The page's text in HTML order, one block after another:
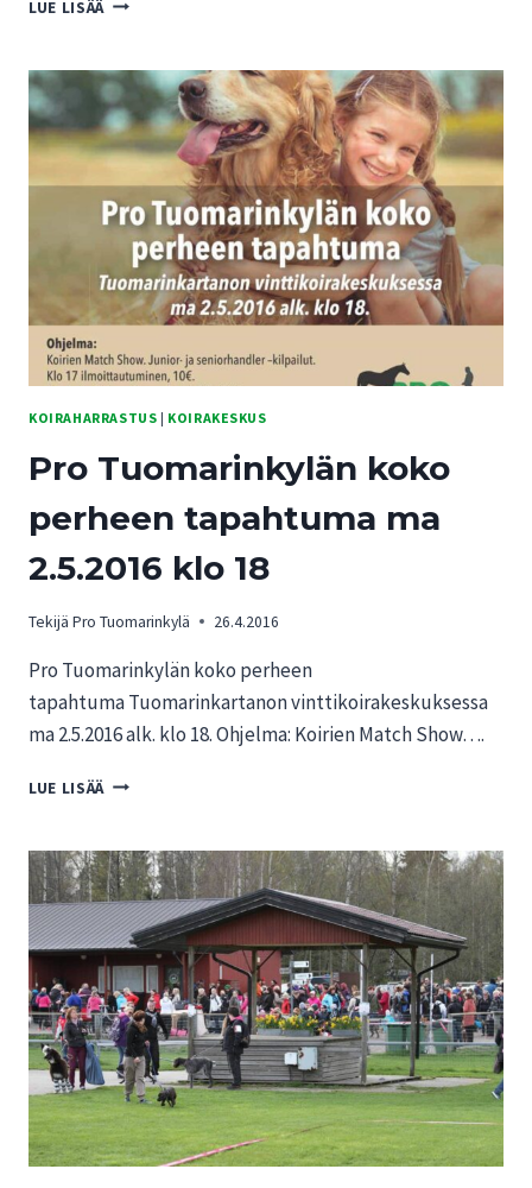
LUE LISÄÄ
SHOW
2016
–
KUVIA
KOIRAHARRASTUS | KOIRAKESKUS
Pro Tuomarinkylän koko
perheen tapahtuma ma
2.5.2016 klo 18
Tekijä Pro Tuomarinkylä 26.4.2016
Pro Tuomarinkylän koko perheen
tapahtuma Tuomarinkartanon vinttikoirakeskuksessa
ma 2.5.2016 alk. klo 18. Ohjelma: Koirien Match Show….
LUE LISÄÄ PRO
PERHEEN
TAPAHTUMA
MA
2.5.2016
KLO
18